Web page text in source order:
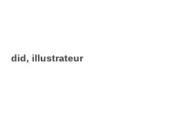
did, illustrateur